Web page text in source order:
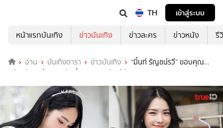
TH
เข้าสู่ระบบ
หน้าแรกบันเทิง
ข่าวบันเทิง ข่าวละคร ข่าวหนัง รี
อ่าน บันเทิงดารา ข่าวบันเทิง
“มิ้นท์ รัญชน์รวี” ขอบคุณ
แฟนคลับมาร่วมบุญกันที่มูลนิธิดวงประทีป